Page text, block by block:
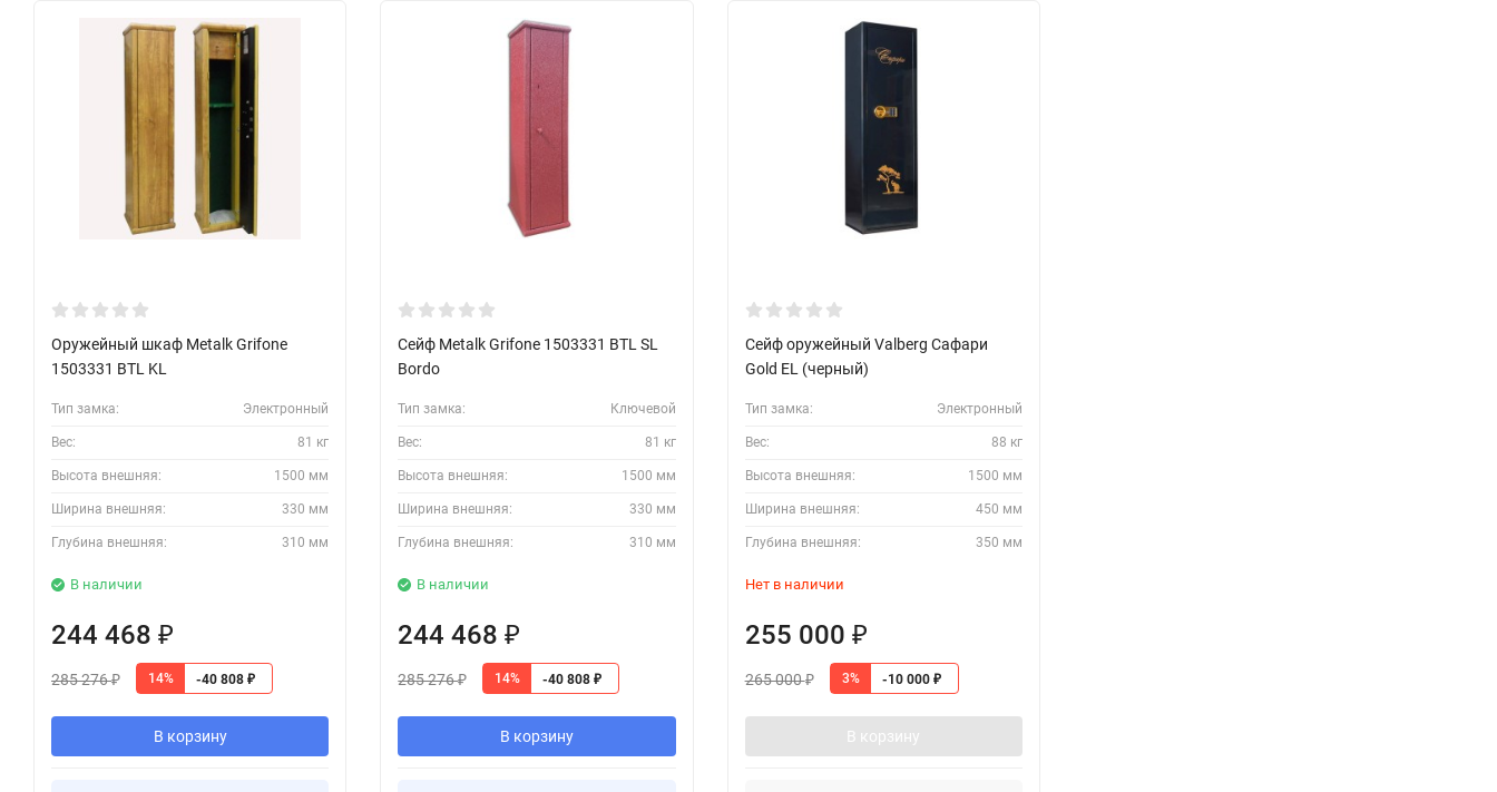
Оружейный шкаф Metalk Grifone
1503331 BTL KL
Тип замка: Электронный
Вес: 81 кг
Высота внешняя: 1500 мм
Ширина внешняя: 330 мм
Глубина внешняя: 310 мм
В наличии
244 468 ₽
285 276₽ 14% -40 808 ₽
В корзину
Сейф Metalk Grifone 1503331 BTL SL
Bordo
Тип замка: Ключевой
Вес: 81 кг
Высота внешняя: 1500 мм
Ширина внешняя: 330 мм
Глубина внешняя: 310 мм
В наличии
244 468₽
285 276₽ 14% -40 808₽
В корзину
Сейф оружейный Valberg Сафари
Gold EL (черный)
Тип замка: Электронный
Вес: 88 кг
Высота внешняя: 1500 мм
Ширина внешняя: 450 мм
Глубина внешняя: 350 мм
Нет в наличии
255 000 ₽
265 000₽ 3% -10 000 ₽
В корзину